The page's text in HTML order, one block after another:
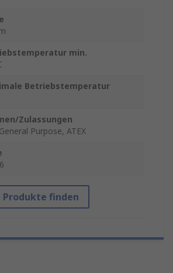
min.
Betriebstemperatur
Zulassungen
Purpose, ATEX
Produkte finden